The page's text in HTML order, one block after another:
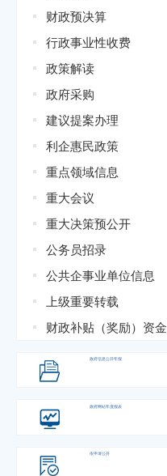
财政预决算
行政事业性收费
政策解读
政府采购
建议提案办理
利企惠民政策
重点领域信息
重大会议
重大决策预公开
公务员招录
公共企事业单位信息
上级重要转载
财政补贴（奖励）资金
政府信息公开年报
政府网站年度报表
依申请公开